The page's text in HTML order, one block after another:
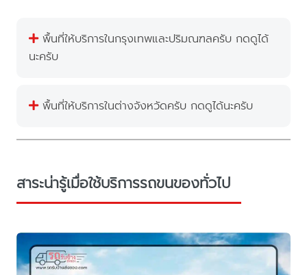
พื้นที่ให้บริการในกรุงเทพและปริมณฑลครับ กดดูได้
นะครับ
พื้นที่ให้บริการในต่างจังหวัดครับ กดดูได้นะครับ
สาระน่ารู้เมื่อใช้บริการรถขนของทั่วไป